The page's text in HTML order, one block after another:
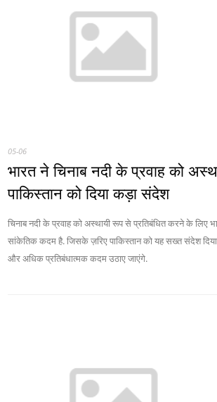
05-06
भारत ने चिनाब नदी के प्रवाह को
पाकिस्तान को दिया कड़ा संदेश
चिनाब नदी के प्रवाह को अस्थायी रूप से प्रतिबंधित करने के लिए
सांकेतिक कदम है. जिसके ज़रिए पाकिस्तान को यह सख्त संदेश
और अधिक प्रतिबंधात्मक कदम उठाए जाएंगे.